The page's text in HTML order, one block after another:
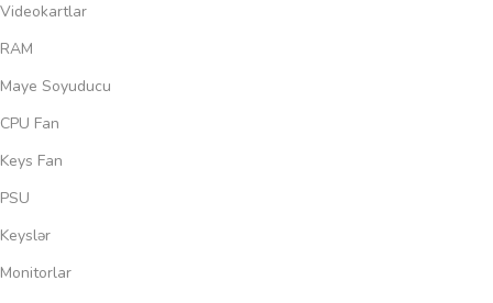
Videokartlar
RAM
Maye Soyuducu
CPU Fan
Keys Fan
PSU
Keyslər
Monitorlar